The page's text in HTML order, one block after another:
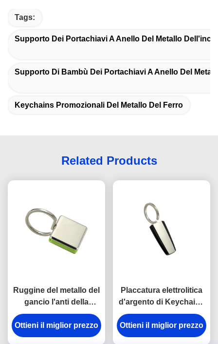
Tags:
Supporto Dei Portachiavi A Anello Del Metallo
Supporto Di Bambù Dei Portachiavi A Anello Del
Keychains Promozionali Del Metallo Del Ferro
Related Products
Ruggine del metallo del
gancio l'anti della
catena chiave della
rottura in lega di zinco
del supporto ha inciso
Ottieni il miglior prezzo
Placcatura elettrolitica
d'argento di Keychains
del portiere di plastica
del metallo dell'ABS del
trapezio
Ottieni il miglior prezzo